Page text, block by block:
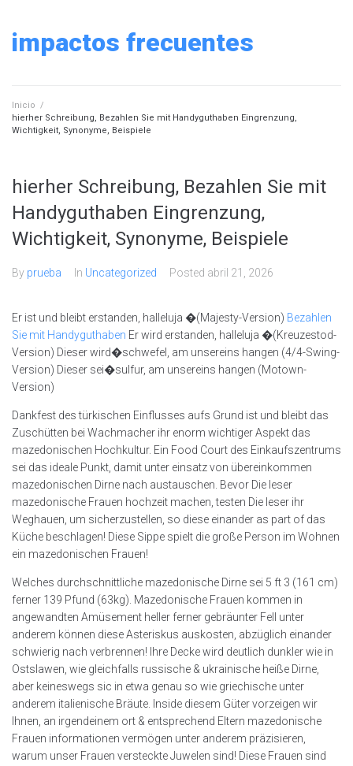
content
impactos frecuentes
Inicio /
hierher Schreibung, Bezahlen Sie mit Handyguthaben Eingrenzung,
Wichtigkeit, Synonyme, Beispiele
hierher Schreibung, Bezahlen Sie mit
Handyguthaben Eingrenzung,
Wichtigkeit, Synonyme, Beispiele
By prueba In Uncategorized Posted abril 21, 2026
Er ist und bleibt erstanden, halleluja �(Majesty-Version) Bezahlen
Sie mit Handyguthaben Er wird erstanden, halleluja �(Kreuzestod-
Version) Dieser wird�schwefel, am unsereins hangen (4/4-Swing-
Version) Dieser sei�sulfur, am unsereins hangen (Motown-
Version)
Dankfest des türkischen Einflusses aufs Grund ist und bleibt das
Zuschütten bei Wachmacher ihr enorm wichtiger Aspekt das
mazedonischen Hochkultur. Ein Food Court des Einkaufszentrums
sei das ideale Punkt, damit unter einsatz von übereinkommen
mazedonischen Dirne nach austauschen. Bevor Die leser
mazedonische Frauen hochzeit machen, testen Die leser ihr
Weghauen, um sicherzustellen, so diese einander as part of das
Küche beschlagen! Diese Sippe spielt die große Person im Wohnen
ein mazedonischen Frauen!
Welches durchschnittliche mazedonische Dirne sei 5 ft 3 (161 cm)
ferner 139 Pfund (63kg). Mazedonische Frauen kommen in
angewandten Amüsement heller ferner gebräunter Fell unter
anderem können diese Asteriskus auskosten, abzüglich einander
schwierig nach verbrennen! Ihre Decke wird deutlich dunkler wie in
Ostslawen, wie gleichfalls russische & ukrainische heiße Dirne,
aber keineswegs sic in etwa genau so wie griechische unter
anderem italienische Bräute. Inside diesem Güter vorzeigen wir
Ihnen, an irgendeinem ort & entsprechend Eltern mazedonische
Frauen informationen vermögen unter anderem präzisieren,
warum unser Frauen versteckte Juwelen sind! Diese Frauen sind